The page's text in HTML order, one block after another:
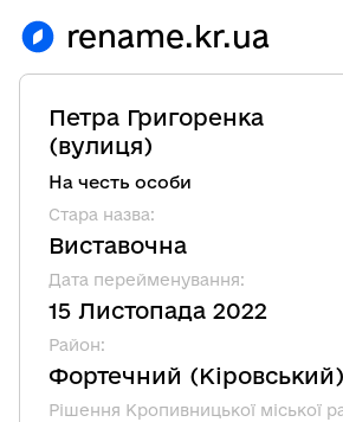
rename.kr.ua
Петра Григоренка
(вулиця)
На честь особи
Стара назва:
Виставочна
Дата перейменування:
15 Листопада 2022
Район:
Фортечний (Кіровський)
Рішення Кропивницької міської